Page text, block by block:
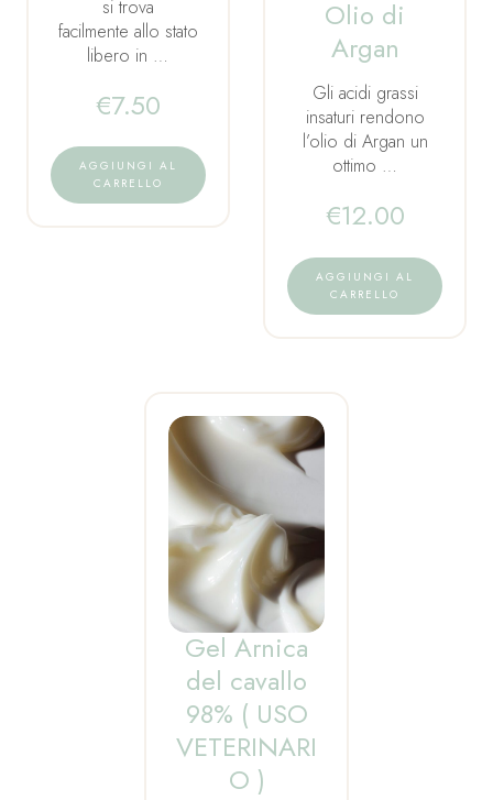
si trova
facilmente allo stato
libero in …
€7.50
AGGIUNGI AL
CARRELLO
Olio di
Argan
Gli acidi grassi
insaturi rendono
l’olio di Argan un
ottimo …
€12.00
AGGIUNGI AL
CARRELLO
Gel Arnica
del cavallo
98% ( USO
VETERINARI
O )